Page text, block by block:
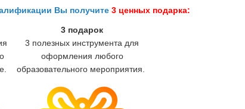
Вы получите 3 ценных подарка:
3 подарок
3 полезных инструмента для
оформления любого
образовательного мероприятия.